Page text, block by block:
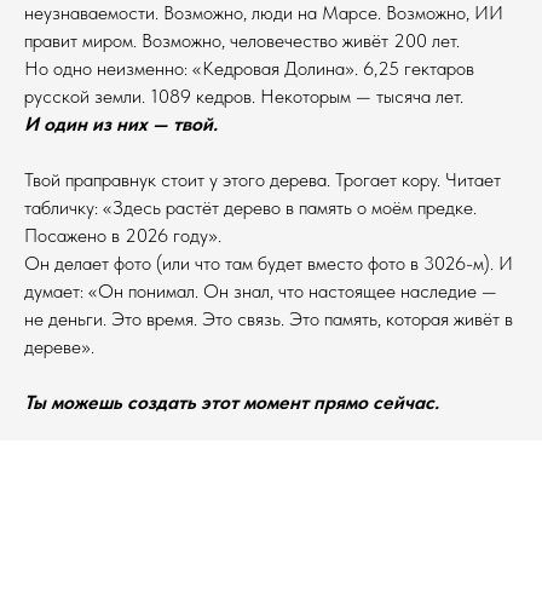
неузнаваемости. Возможно, люди на Марсе. Возможно, ИИ
правит миром. Возможно, человечество живёт 200 лет.
Но одно неизменно: «Кедровая Долина». 6,25 гектаров
русской земли. 1089 кедров. Некоторым — тысяча лет.
И один из них — твой.
Твой праправнук стоит у этого дерева. Трогает кору. Читает
табличку: «Здесь растёт дерево в память о моём предке.
Посажено в 2026 году».
Он делает фото (или что там будет вместо фото в 3026-м). И
думает: «Он понимал. Он знал, что настоящее наследие —
не деньги. Это время. Это связь. Это память, которая живёт в
дереве».
Ты можешь создать этот момент прямо сейчас.